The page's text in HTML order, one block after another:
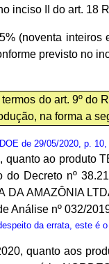
inciso II do art. 18
(noventa
previsto no
do art. 9º do
na forma a
de 29/05/2020, p.
quanto ao produto
do Decreto nº
DA AMAZÔNIA
Análise nº 032/
da errata, este é
quanto aos